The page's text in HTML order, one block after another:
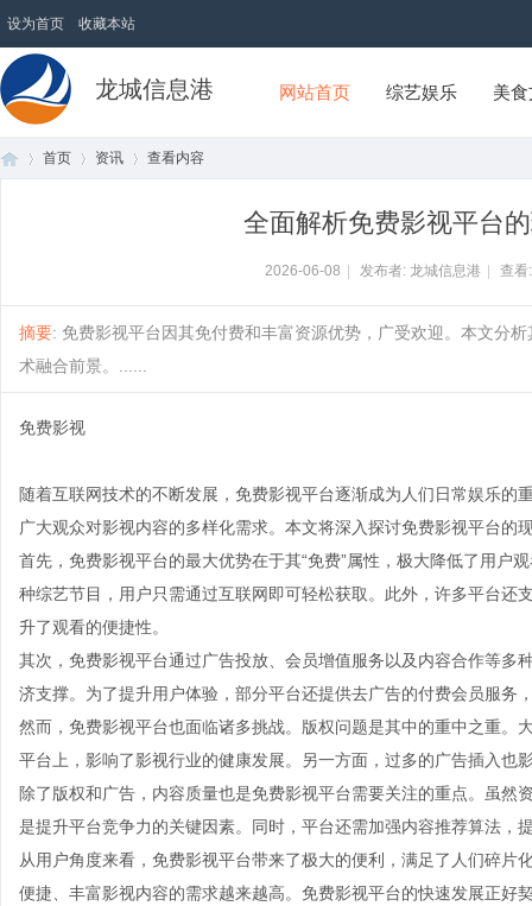
设为首页 收藏本站
龙城信息港 网站首页 综艺娱乐 美
首页 资讯 查看内容
全面解析免费影视平台
2026-06-08 发布者: 龙城信息港 查
摘要: 免费影视平台因其免付费和丰富资源优势，广受欢迎。本文分
术融合前景。......
免费影视
随着互联网技术的不断发展，免费影视平台逐渐成为人们日常娱乐
广大观众对影视内容的多样化需求。本文将深入探讨免费影视平台的
首先，免费影视平台的最大优势在于其“免费”属性，极大降低了用户
种综艺节目，用户只需通过互联网即可轻松获取。此外，许多平台还
升了观看的便捷性。
其次，免费影视平台通过广告投放、会员增值服务以及内容合作等多
济支撑。为了提升用户体验，部分平台还提供去广告的付费会员服务
然而，免费影视平台也面临诸多挑战。版权问题是其中的重中之重。
平台上，影响了影视行业的健康发展。另一方面，过多的广告插入也
除了版权和广告，内容质量也是免费影视平台需要关注的重点。虽
是提升平台竞争力的关键因素。同时，平台还需加强内容推荐算法，
从用户角度来看，免费影视平台带来了极大的便利，满足了人们碎
便捷、丰富影视内容的需求越来越高。免费影视平台的快速发展正好